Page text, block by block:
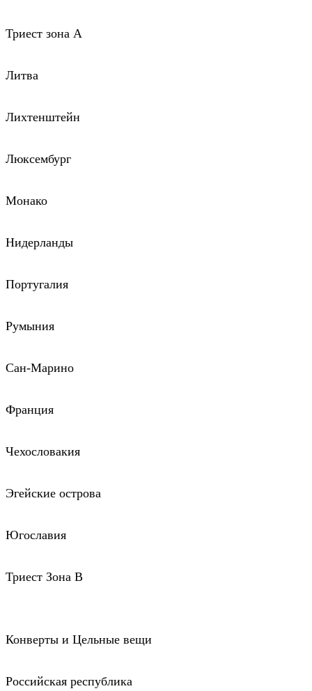
Триест зона А
Литва
Лихтенштейн
Люксембург
Монако
Нидерланды
Португалия
Румыния
Сан-Марино
Франция
Чехословакия
Эгейские острова
Югославия
Триест Зона В
Конверты и Цельные вещи
Российская республика